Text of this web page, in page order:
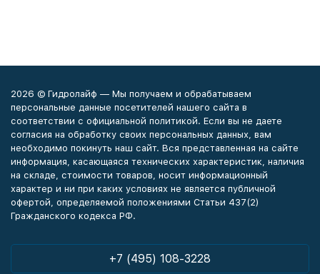
2026 © Гидролайф — Мы получаем и обрабатываем
персональные данные посетителей нашего сайта в
соответствии с официальной политикой. Если вы не даете
согласия на обработку своих персональных данных, вам
необходимо покинуть наш сайт. Вся представленная на сайте
информация, касающаяся технических характеристик, наличия
на складе, стоимости товаров, носит информационный
характер и ни при каких условиях не является публичной
офертой, определяемой положениями Статьи 437(2)
Гражданского кодекса РФ.
+7 (495) 108-3228